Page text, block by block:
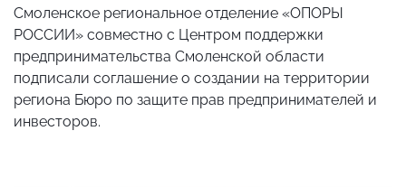
Смоленское региональное отделение «ОПОРЫ
РОССИИ» совместно с Центром поддержки
предпринимательства Смоленской области
подписали соглашение о создании на территории
региона Бюро по защите прав предпринимателей и
инвесторов.